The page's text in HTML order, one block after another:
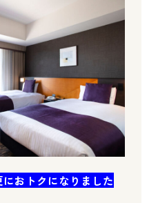
おトクになりました